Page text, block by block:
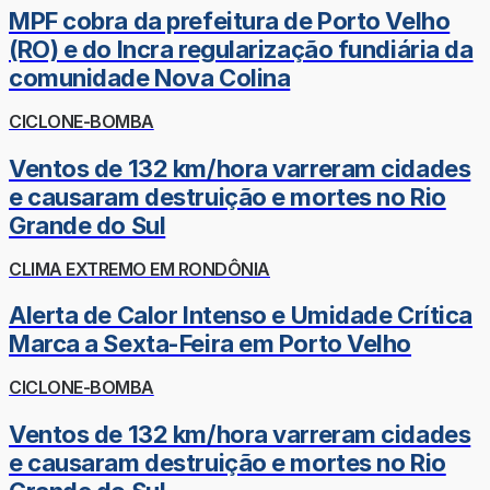
MPF cobra da prefeitura de Porto Velho
(RO) e do Incra regularização fundiária da
comunidade Nova Colina
CICLONE-BOMBA
Ventos de 132 km/hora varreram cidades
e causaram destruição e mortes no Rio
Grande do Sul
CLIMA EXTREMO EM RONDÔNIA
Alerta de Calor Intenso e Umidade Crítica
Marca a Sexta-Feira em Porto Velho
CICLONE-BOMBA
Ventos de 132 km/hora varreram cidades
e causaram destruição e mortes no Rio